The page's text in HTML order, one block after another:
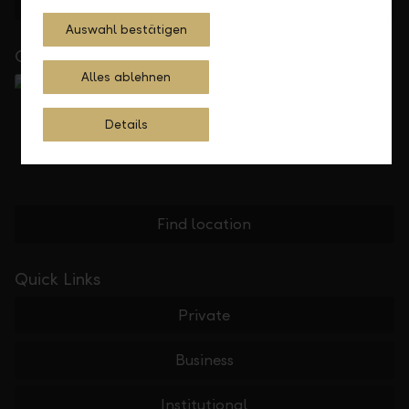
Close to you
Find location
Quick Links
Private
Business
Institutional
Auswahl bestätigen
Alles ablehnen
Details